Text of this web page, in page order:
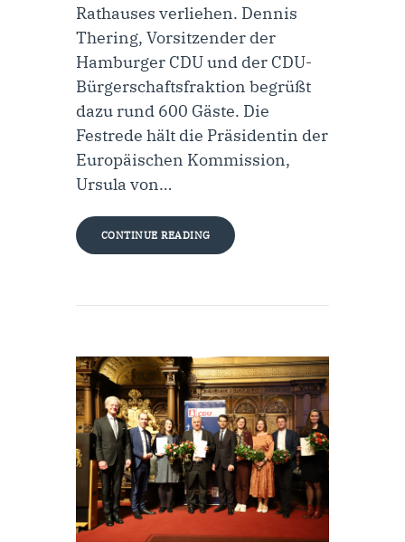
Rathauses verliehen. Dennis
Thering, Vorsitzender der
Hamburger CDU und der CDU-
Bürgerschaftsfraktion begrüßt
dazu rund 600 Gäste. Die
Festrede hält die Präsidentin der
Europäischen Kommission,
Ursula von…
CONTINUE READING